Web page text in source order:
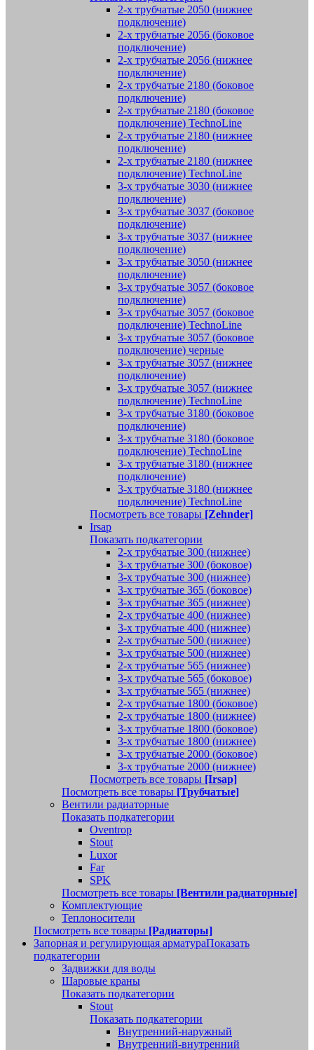
2-х трубчатые 2050 (нижнее
подключение)
2-х трубчатые 2056 (боковое
подключение)
2-х трубчатые 2056 (нижнее
подключение)
2-х трубчатые 2180 (боковое
подключение)
2-х трубчатые 2180 (боковое
подключение) TechnoLine
2-х трубчатые 2180 (нижнее
подключение)
2-х трубчатые 2180 (нижнее
подключение) TechnoLine
3-х трубчатые 3030 (нижнее
подключение)
3-х трубчатые 3037 (боковое
подключение)
3-х трубчатые 3037 (нижнее
подключение)
3-х трубчатые 3050 (нижнее
подключение)
3-х трубчатые 3057 (боковое
подключение)
3-х трубчатые 3057 (боковое
подключение) TechnoLine
3-х трубчатые 3057 (боковое
подключение) черные
3-х трубчатые 3057 (нижнее
подключение)
3-х трубчатые 3057 (нижнее
подключение) TechnoLine
3-х трубчатые 3180 (боковое
подключение)
3-х трубчатые 3180 (боковое
подключение) TechnoLine
3-х трубчатые 3180 (нижнее
подключение)
3-х трубчатые 3180 (нижнее
подключение) TechnoLine
Посмотреть все товары [Zehnder]
Irsap
Показать подкатегории
2-х трубчатые 300 (нижнее)
3-х трубчатые 300 (боковое)
3-х трубчатые 300 (нижнее)
3-х трубчатые 365 (боковое)
3-х трубчатые 365 (нижнее)
2-х трубчатые 400 (нижнее)
3-х трубчатые 400 (нижнее)
2-х трубчатые 500 (нижнее)
3-х трубчатые 500 (нижнее)
2-х трубчатые 565 (нижнее)
3-х трубчатые 565 (боковое)
3-х трубчатые 565 (нижнее)
2-х трубчатые 1800 (боковое)
2-х трубчатые 1800 (нижнее)
3-х трубчатые 1800 (боковое)
3-х трубчатые 1800 (нижнее)
3-х трубчатые 2000 (боковое)
3-х трубчатые 2000 (нижнее)
Посмотреть все товары [Irsap]
Посмотреть все товары [Трубчатые]
Вентили радиаторные
Показать подкатегории
Oventrop
Stout
Luxor
Far
SPK
Посмотреть все товары [Вентили радиаторные]
Комплектующие
Теплоносители
Посмотреть все товары [Радиаторы]
Запорная и регулирующая арматураПоказать
подкатегории
Задвижки для воды
Шаровые краны
Показать подкатегории
Stout
Показать подкатегории
Внутренний-наружный
Внутренний-внутренний